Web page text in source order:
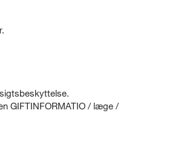
GIFTINFORMATIO / læge /